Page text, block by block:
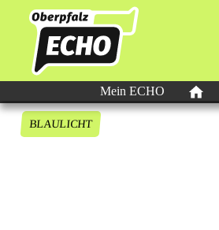
Mein ECHO
BLAULICHT